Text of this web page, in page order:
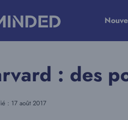
: des
: 17 août 2017